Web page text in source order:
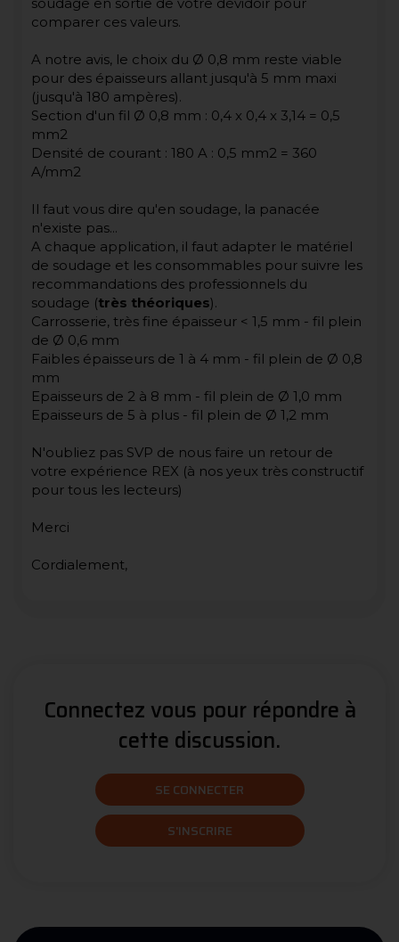
soudage en sortie de votre dévidoir pour
comparer ces valeurs.
A notre avis, le choix du Ø 0,8 mm reste viable
pour des épaisseurs allant jusqu'à 5 mm maxi
(jusqu'à 180 ampères).
Section d'un fil Ø 0,8 mm : 0,4 x 0,4 x 3,14 = 0,5
mm2
Densité de courant : 180 A : 0,5 mm2 = 360
A/mm2
Il faut vous dire qu'en soudage, la panacée
n'existe pas...
A chaque application, il faut adapter le matériel
de soudage et les consommables pour suivre les
recommandations des professionnels du
soudage (très théoriques).
Carrosserie, très fine épaisseur < 1,5 mm - fil plein
de Ø 0,6 mm
Faibles épaisseurs de 1 à 4 mm - fil plein de Ø 0,8
mm
Epaisseurs de 2 à 8 mm - fil plein de Ø 1,0 mm
Epaisseurs de 5 à plus - fil plein de Ø 1,2 mm
N'oubliez pas SVP de nous faire un retour de
votre expérience REX (à nos yeux très constructif
pour tous les lecteurs)
Merci
Cordialement,
Connectez vous pour répondre à
cette discussion.
SE CONNECTER
S'INSCRIRE